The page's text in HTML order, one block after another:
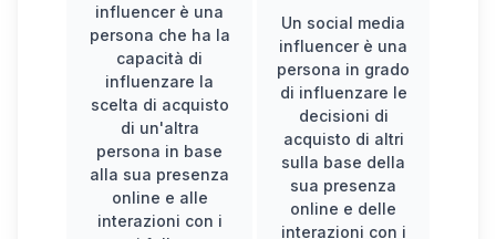
influencer è una
persona che ha la
capacità di
influenzare la
scelta di acquisto
di un'altra
persona in base
alla sua presenza
online e alle
interazioni con i
Un social media
influencer è una
persona in grado
di influenzare le
decisioni di
acquisto di altri
sulla base della
sua presenza
online e delle
interazioni con i